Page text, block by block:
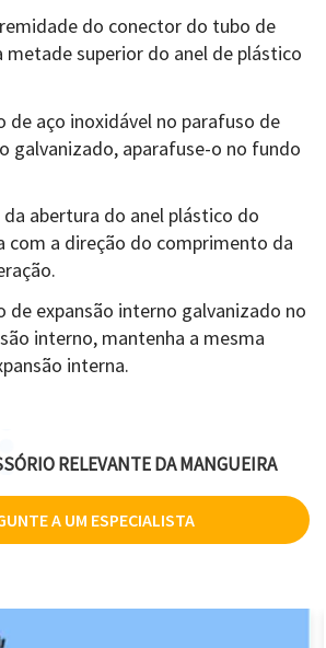
do conector do tubo de
metade superior do anel de plástico
de aço inoxidável no parafuso de
galvanizado, aparafuse-o no fundo
abertura do anel plástico do
com a direção do comprimento da
de expansão interno galvanizado no
interno, mantenha a mesma
interna.
RELEVANTE DA MANGUEIRA
A UM ESPECIALISTA